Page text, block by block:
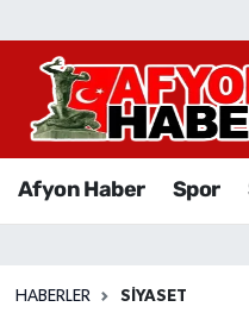
Afyon Haber Spor
HABERLER SIYASET
Afyon Haber